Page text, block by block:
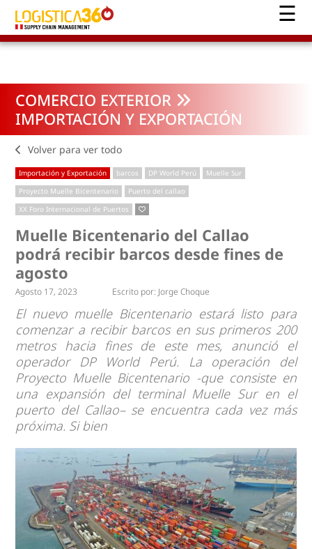
COMERCIO EXTERIOR
IMPORTACIÓN Y EXPORTACIÓN
Volver para ver todo
Importación y Exportación barcos DP World Perú
Muelle Sur
Proyecto Muelle Bicentenario
Puerto del callao
XX Foro Internacional de Puertos
Muelle Bicentenario del Callao
podrá recibir barcos desde fines de
agosto
Agosto 17, 2023 Escrito por: Jorge Choque
El nuevo muelle Bicentenario estará listo para
comenzar a recibir barcos en sus primeros 200
metros hacia fines de este mes, anunció el
operador DP World Perú. La operación del
Proyecto Muelle Bicentenario -que consiste en
una expansión del terminal Muelle Sur en el
puerto del Callao– se encuentra cada vez más
próxima. Si bien